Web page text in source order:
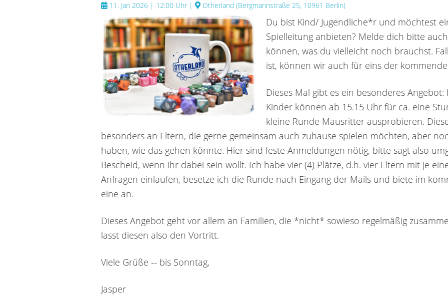
11. Jan 2026 | 12:00 Uhr | Otherland (Bergmannstraße 25, 10961 Berlin)
Du bist Kind/ Jugendliche*r und möchtest
Spielleitung anbieten? Melde dich bitte
können, was du vielleicht noch brauchst.
ist, können wir auch für eins der
Dieses Mal gibt es ein besonderes
Kinder können ab 15.15 Uhr für ca. eine
kleine Runde Mausritter ausprobieren.
besonders an Eltern, die gerne gemeinsam auch zuhause spielen möchten, aber
haben, wie das gehen könnte. Hier sind feste Anmeldungen nötig, bitte sagt also
Bescheid, wenn ihr dabei sein wollt. Ich habe vier (4) Plätze, d.h. vier Eltern mit je
Anfragen einlaufen, besetze ich die Runde nach Eingang der Mails und biete im
eine an.
Dieses Angebot geht vor allem an Familien, die *nicht* sowieso regelmäßig
lasst diesen also den Vortritt.
Viele Grüße -- bis Sonntag,
Jasper